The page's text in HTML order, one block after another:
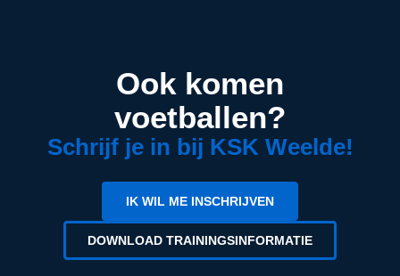
Ook komen
voetballen?
Schrijf je in bij KSK Weelde!
IK WIL ME INSCHRIJVEN
DOWNLOAD TRAININGSINFORMATIE